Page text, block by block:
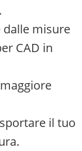
dalle misure
CAD in
il tuo